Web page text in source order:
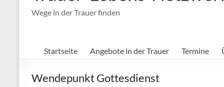
Wege in der Trauer finden
Startseite Angebote in der Trauer Termine
Wendepunkt Gottesdienst